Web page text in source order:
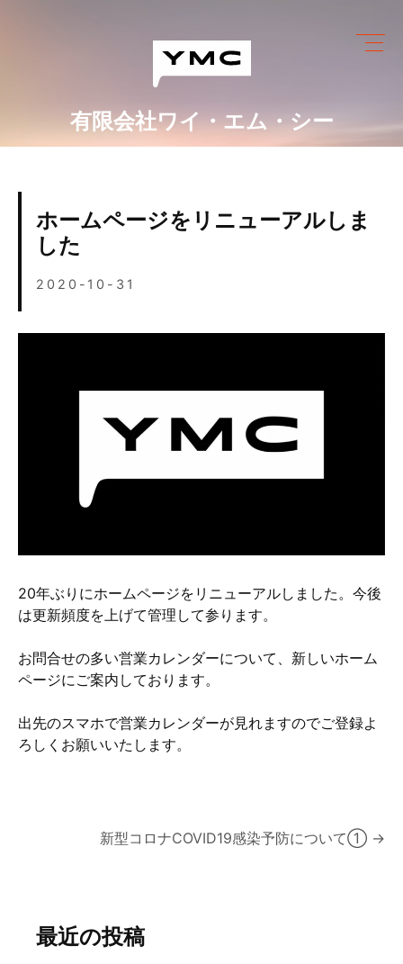
有限会社ワイ・エム・シー
ワイ・エム・シーにできること
会社情報
お問い合わせ
硬質クロムめっきとは？
無電解ニッケルめっきとは？
ホームページをリニューアルしま
した
2020-10-31
20年ぶりにホームページをリニューアルしました。今後
は更新頻度を上げて管理して参ります。
お問合せの多い営業カレンダーについて、新しいホーム
ページにご案内しております。
出先のスマホで営業カレンダーが見れますのでご登録よ
ろしくお願いいたします。
ビ
新型コロナCOVID19感染予防について① →
最近の投稿